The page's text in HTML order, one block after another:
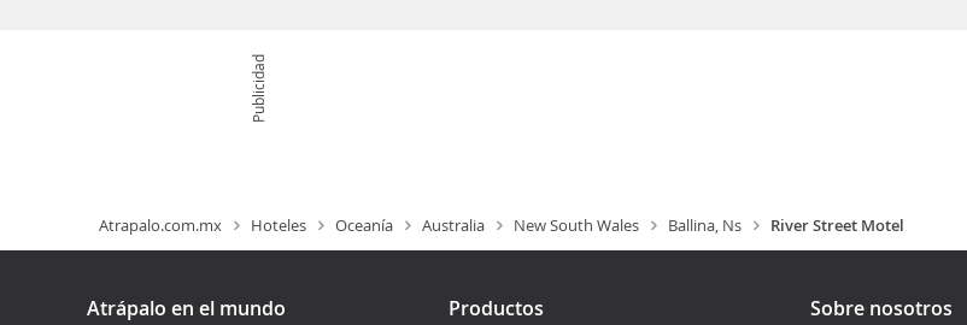
Publicidad
Atrapalo.com.mx Hoteles Oceanía Australia New South Wales Ballina, Ns River Street Motel
Atrápalo en el mundo Productos Sobre nosotros